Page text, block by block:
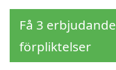
Få 3
förpliktelser